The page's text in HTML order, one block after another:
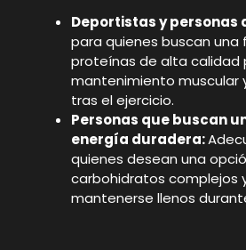
Deportistas y personas
para quienes buscan una
proteínas de alta calidad
mantenimiento muscular
tras el ejercicio.
Personas que buscan
energía duradera:
quienes desean una
carbohidratos complejos
mantenerse llenos